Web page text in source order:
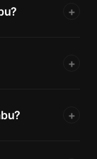
+
+
+